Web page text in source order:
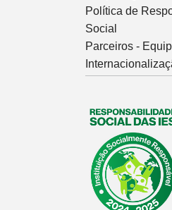
Política de
Social
Parceiros -